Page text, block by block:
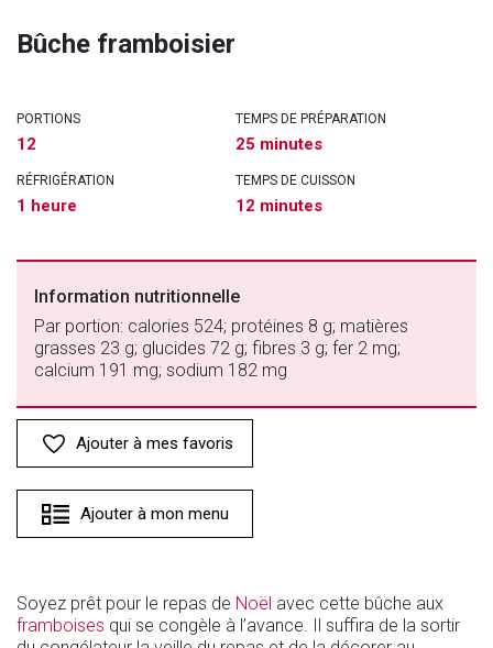
Bûche framboisier
PORTIONS
12
TEMPS DE PRÉPARATION
25 minutes
RÉFRIGÉRATION
1 heure
TEMPS DE CUISSON
12 minutes
Information nutritionnelle
Par portion: calories 524; protéines 8 g; matières
grasses 23 g; glucides 72 g; fibres 3 g; fer 2 mg;
calcium 191 mg; sodium 182 mg
Ajouter à mes favoris
Ajouter à mon menu
Soyez prêt pour le repas de Noël avec cette bûche aux
framboises qui se congèle à l’avance. Il suffira de la sortir